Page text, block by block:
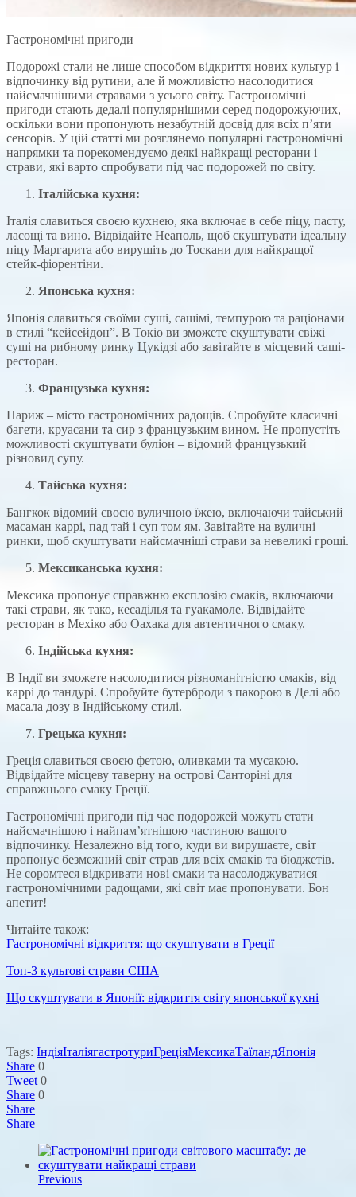
Гастрономічні пригоди
Подорожі стали не лише способом відкриття нових культур і
відпочинку від рутини, але й можливістю насолодитися
найсмачнішими стравами з усього світу. Гастрономічні
пригоди стають дедалі популярнішими серед подорожуючих,
оскільки вони пропонують незабутній досвід для всіх п’яти
сенсорів. У цій статті ми розглянемо популярні гастрономічні
напрямки та порекомендуємо деякі найкращі ресторани і
страви, які варто спробувати під час подорожей по світу.
Італійська кухня:
Італія славиться своєю кухнею, яка включає в себе піцу, пасту,
ласощі та вино. Відвідайте Неаполь, щоб скуштувати ідеальну
піцу Маргарита або вирушіть до Тоскани для найкращої
стейк-фіорентіни.
Японська кухня:
Японія славиться своїми суші, сашімі, темпурою та раціонами
в стилі “кейсейдон”. В Токіо ви зможете скуштувати свіжі
суші на рибному ринку Цукідзі або завітайте в місцевий саші-
ресторан.
Французька кухня:
Париж – місто гастрономічних радощів. Спробуйте класичні
багети, круасани та сир з французьким вином. Не пропустіть
можливості скуштувати буліон – відомий французький
різновид супу.
Тайська кухня:
Бангкок відомий своєю вуличною їжею, включаючи тайський
масаман каррі, пад тай і суп том ям. Завітайте на вуличні
ринки, щоб скуштувати найсмачніші страви за невеликі гроші.
Мексиканська кухня:
Мексика пропонує справжню експлозію смаків, включаючи
такі страви, як тако, кесаділья та гуакамоле. Відвідайте
ресторан в Мехіко або Оахака для автентичного смаку.
Індійська кухня:
В Індії ви зможете насолодитися різноманітністю смаків, від
каррі до тандурі. Спробуйте бутерброди з пакорою в Делі або
масала дозу в Індійському стилі.
Грецька кухня:
Греція славиться своєю фетою, оливками та мусакою.
Відвідайте місцеву таверну на острові Санторіні для
справжнього смаку Греції.
Гастрономічні пригоди під час подорожей можуть стати
найсмачнішою і найпам’ятнішою частиною вашого
відпочинку. Незалежно від того, куди ви вирушаєте, світ
пропонує безмежний світ страв для всіх смаків та бюджетів.
Не соромтеся відкривати нові смаки та насолоджуватися
гастрономічними радощами, які світ має пропонувати. Бон
апетит!
Читайте також:
Гастрономічні відкриття: що скуштувати в Греції
Топ-3 культові страви США
Що скуштувати в Японії: відкриття світу японської кухні
Tags: ІндіяІталіягастротуриГреціяМексикаТаїландЯпонія
Share 0
Tweet 0
Share 0
Share
Share
Previous